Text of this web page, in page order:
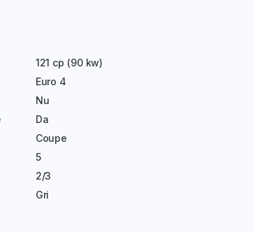
121 cp (90 kw)
Euro 4
Nu
Da
Coupe
5
2/3
Gri